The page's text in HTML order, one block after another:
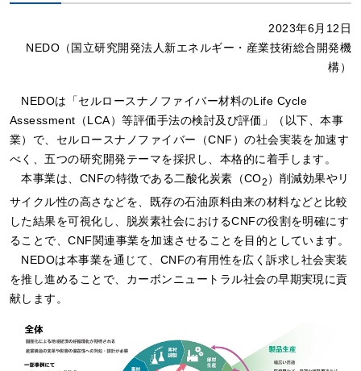
2023年6月12日
NEDO（国立研究開発法人新エネルギー・産業技術総合開発機
構）
NEDOは「セルロースナノファイバー材料のLife Cycle
Assessment（LCA）等評価手法の検討及び評価」（以下、本事
業）で、セルロースナノファイバー（CNF）の社会実装を加速す
べく、五つの研究開発テーマを採択し、本格的に着手します。
本事業は、CNFの特徴である二酸化炭素（CO2 ）削減効果やリ
サイクル性の高さなどを、既存の石油原料由来の材料などと比較
した結果を可視化し、脱炭素社会におけるCNFの役割を明確にす
ることで、CNF関連事業を加速させることを目的としています。
NEDOは本事業を通じて、CNFの有用性を広く訴求し社会実装
を推し進めることで、カーボンニュートラル社会の早期実現に貢
献します。